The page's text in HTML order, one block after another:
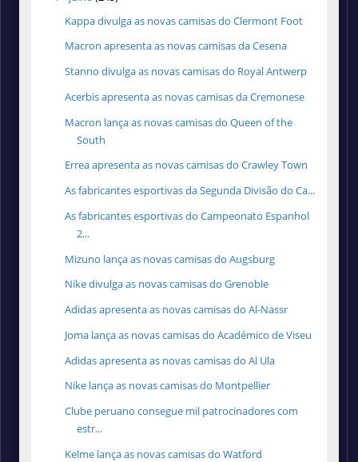
Kappa divulga as novas camisas do Clermont Foot
Macron apresenta as novas camisas da Cesena
Stanno divulga as novas camisas do Royal Antwerp
Acerbis apresenta as novas camisas da Cremonese
Macron lança as novas camisas do Queen of the
South
Errea apresenta as novas camisas do Crawley Town
As fabricantes esportivas da Segunda Divisão do Ca...
As fabricantes esportivas do Campeonato Espanhol
2...
Mizuno lança as novas camisas do Augsburg
Nike divulga as novas camisas do Grenoble
Adidas apresenta as novas camisas do Al-Nassr
Joma lança as novas camisas do Académico de Viseu
Adidas apresenta as novas camisas do Al Ula
Nike lança as novas camisas do Montpellier
Clube peruano consegue mil patrocinadores com
estr...
Kelme lança as novas camisas do Watford